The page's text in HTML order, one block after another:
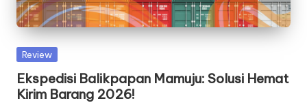
Posted
Review
Ekspedisi Balikpapan Mamuju: Solusi Hemat
Kirim Barang 2026!